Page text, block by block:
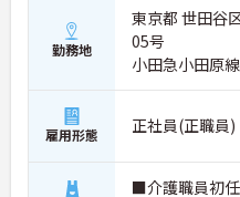
・土日祝日勤務は時給が100円
・結婚・出生・入学のお祝い金
自福利厚生が利用できます
【大手ならではの教育体制と安
・全国展開する法人の強固な経
ます
・資格取得や自己啓発を支援
す
勤務地
東京都 世田谷
05号
小田急小田原
雇用形態 正社員(正職員)
■介護職員初